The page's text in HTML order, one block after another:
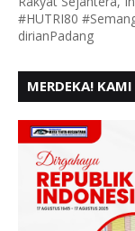
#HUTRI80
dirianPadang
MERDEKA!